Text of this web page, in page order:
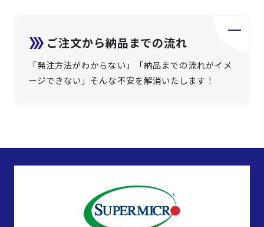
ご注文から納品までの流れ
「発注方法がわからない」「納品までの流れがイメ
ージできない」そんな不安を解消いたします！